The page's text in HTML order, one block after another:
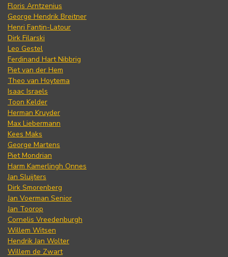
Floris Arntzenius
George Hendrik Breitner
Henri Fantin-Latour
Dirk Filarski
Leo Gestel
Ferdinand Hart Nibbrig
Piet van der Hem
Theo van Hoytema
Isaac Israels
Toon Kelder
Herman Kruyder
Max Liebermann
Kees Maks
George Martens
Piet Mondrian
Harm Kamerlingh Onnes
Jan Sluijters
Dirk Smorenberg
Jan Voerman Senior
Jan Toorop
Cornelis Vreedenburgh
Willem Witsen
Hendrik Jan Wolter
Willem de Zwart